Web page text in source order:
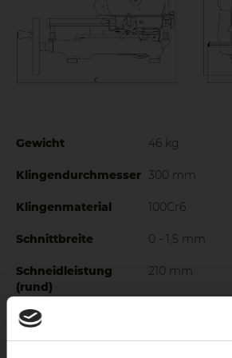
Ergonomische Bedienelemente
Aluminium in bequemer Position,
maximieren und den Aufwand für
Gewicht 46 kg
Klingendurchmesser 300 mm
Klingenmaterial 100Cr6
Schnittbreite 0 - 1,5 mm
Schneidleistung
(rund)
210 mm
Schneidleistung